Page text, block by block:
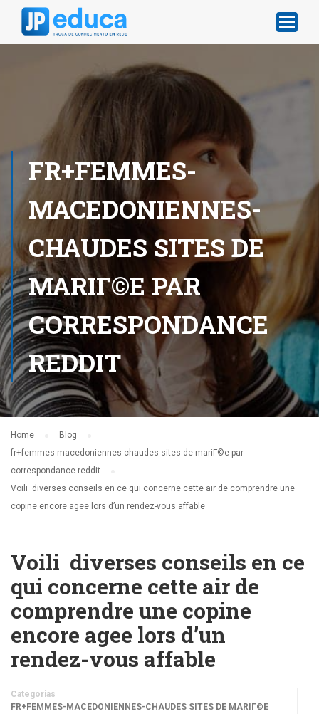
FR+FEMMES-
MACEDONIENNES-
CHAUDES SITES DE
MARIГ©E PAR
CORRESPONDANCE
REDDIT
Home
Blog
fr+femmes-macedoniennes-chaudes sites de mariГ©e par
correspondance reddit
Voili diverses conseils en ce qui concerne cette air de comprendre une
copine encore agee lors d’un rendez-vous affable
Voili diverses conseils en ce
qui concerne cette air de
comprendre une copine
encore agee lors d’un
rendez-vous affable
Categorias
FR+FEMMES-MACEDONIENNES-CHAUDES SITES DE MARIГ©E